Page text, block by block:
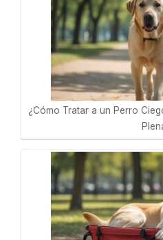
¿Cómo Tratar a un Perro